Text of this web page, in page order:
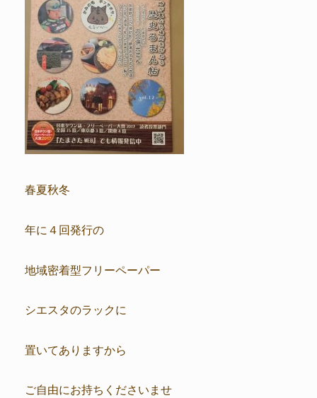
春夏秋冬
年に４回発行の
地域密着型フリーペーパー
シエスタのラックに
置いてありますから
ご自由にお持ちくださいませ